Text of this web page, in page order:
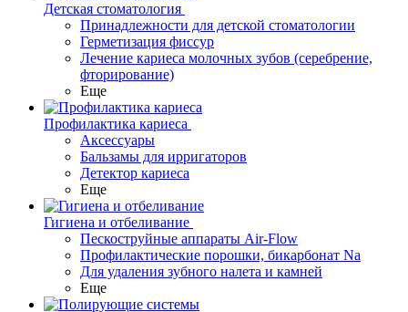
Детская стоматология
Принадлежности для детской стоматологии
Герметизация фиссур
Лечение кариеса молочных зубов (серебрение,
фторирование)
Еще
Профилактика кариеса
Аксессуары
Бальзамы для ирригаторов
Детектор кариеса
Еще
Гигиена и отбеливание
Пескоструйные аппараты Air-Flow
Профилактические порошки, бикарбонат Na
Для удаления зубного налета и камней
Еще